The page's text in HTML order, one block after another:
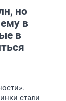
но
в
в
стали